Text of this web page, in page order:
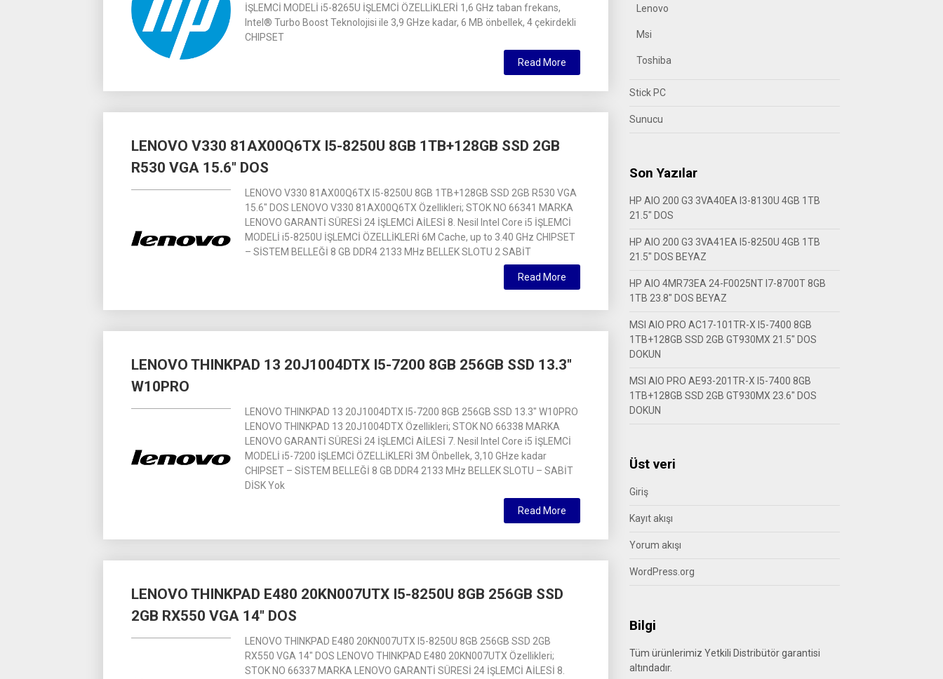
İŞLEMCİ MODELİ i5-8265U İŞLEMCİ ÖZELLİKLERİ 1,6 GHz taban frekans,
Intel® Turbo Boost Teknolojisi ile 3,9 GHze kadar, 6 MB önbellek, 4 çekirdekli
CHIPSET
Read More
LENOVO V330 81AX00Q6TX I5-8250U 8GB 1TB+128GB SSD 2GB
R530 VGA 15.6″ DOS
LENOVO V330 81AX00Q6TX I5-8250U 8GB 1TB+128GB SSD 2GB R530 VGA
15.6″ DOS LENOVO V330 81AX00Q6TX Özellikleri; STOK NO 66341 MARKA
LENOVO GARANTİ SÜRESİ 24 İŞLEMCİ AİLESİ 8. Nesil Intel Core i5 İŞLEMCİ
MODELİ i5-8250U İŞLEMCİ ÖZELLİKLERİ 6M Cache, up to 3.40 GHz CHIPSET
– SİSTEM BELLEĞİ 8 GB DDR4 2133 MHz BELLEK SLOTU 2 SABİT
Read More
LENOVO THINKPAD 13 20J1004DTX I5-7200 8GB 256GB SSD 13.3″
W10PRO
LENOVO THINKPAD 13 20J1004DTX I5-7200 8GB 256GB SSD 13.3″ W10PRO
LENOVO THINKPAD 13 20J1004DTX Özellikleri; STOK NO 66338 MARKA
LENOVO GARANTİ SÜRESİ 24 İŞLEMCİ AİLESİ 7. Nesil Intel Core i5 İŞLEMCİ
MODELİ i5-7200 İŞLEMCİ ÖZELLİKLERİ 3M Önbellek, 3,10 GHze kadar
CHIPSET – SİSTEM BELLEĞİ 8 GB DDR4 2133 MHz BELLEK SLOTU – SABİT
DİSK Yok
Read More
LENOVO THINKPAD E480 20KN007UTX I5-8250U 8GB 256GB SSD
2GB RX550 VGA 14″ DOS
LENOVO THINKPAD E480 20KN007UTX I5-8250U 8GB 256GB SSD 2GB
RX550 VGA 14″ DOS LENOVO THINKPAD E480 20KN007UTX Özellikleri;
STOK NO 66337 MARKA LENOVO GARANTİ SÜRESİ 24 İŞLEMCİ AİLESİ 8.
Lenovo
Msi
Toshiba
Stick PC
Sunucu
Son Yazılar
HP AIO 200 G3 3VA40EA I3-8130U 4GB 1TB
21.5″ DOS
HP AIO 200 G3 3VA41EA I5-8250U 4GB 1TB
21.5″ DOS BEYAZ
HP AIO 4MR73EA 24-F0025NT I7-8700T 8GB
1TB 23.8″ DOS BEYAZ
MSI AIO PRO AC17-101TR-X I5-7400 8GB
1TB+128GB SSD 2GB GT930MX 21.5″ DOS
DOKUN
MSI AIO PRO AE93-201TR-X I5-7400 8GB
1TB+128GB SSD 2GB GT930MX 23.6″ DOS
DOKUN
Üst veri
Giriş
Kayıt akışı
Yorum akışı
WordPress.org
Bilgi
Tüm ürünlerimiz Yetkili Distribütör garantisi
altındadır.